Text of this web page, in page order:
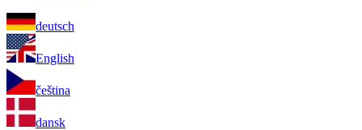
deutsch
English
čeština
dansk